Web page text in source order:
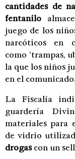
cantidades de
fentanilo
juego de los
narcóticos en
como ‘trampas,
la que los niños
en el comunicado.
La Fiscalía
guardería
materiales para
de vidrio
drogascon un